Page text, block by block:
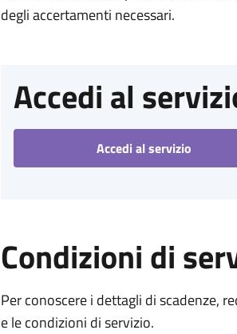
degli accertamenti necessari.
Accedi al
Accedi al servizio
Condizioni di
Per conoscere i dettagli di scadenze,
e le condizioni di servizio.